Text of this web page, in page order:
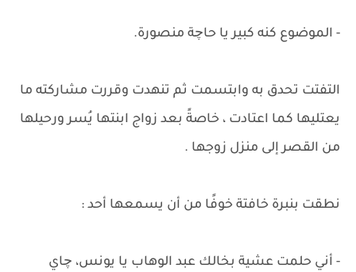
- الموضوع كنه كبير يا حاچة منصورة.
التفتت تحدق به وابتسمت ثم تنهدت وقررت مشاركته ما
يعتليها كما اعتادت ، خاصةً بعد زواج ابنتها يُسر ورحيلها
من القصر إلى منزل زوجها .
نطقت بنبرة خافتة خوفًا من أن يسمعها أحد :
- أني حلمت عشية بخالك عبد الوهاب يا يونس، چاي